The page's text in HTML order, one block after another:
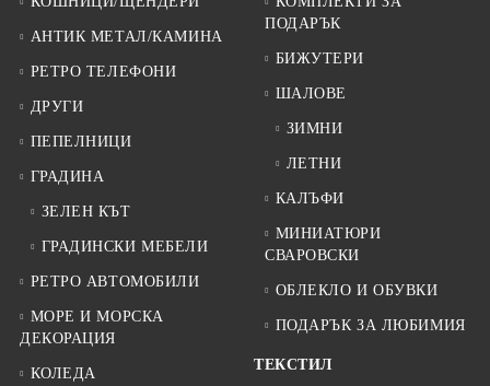
АНТИК МЕТАЛ/КАМИНА
РЕТРО ТЕЛЕФОНИ
ДРУГИ
ПЕПЕЛНИЦИ
ГРАДИНА
ЗЕЛЕН КЪТ
ГРАДИНСКИ МЕБЕЛИ
РЕТРО АВТОМОБИЛИ
МОРЕ И МОРСКА
ДЕКОРАЦИЯ
КОЛЕДА
ПОДАРЪК
БИЖУТЕРИ
ШАЛОВЕ
ЗИМНИ
ЛЕТНИ
КАЛЪФИ
МИНИАТЮРИ
СВАРОВСКИ
ОБЛЕКЛО И ОБУВКИ
ПОДАРЪК ЗА ЛЮБИМИЯ
ТЕКСТИЛ